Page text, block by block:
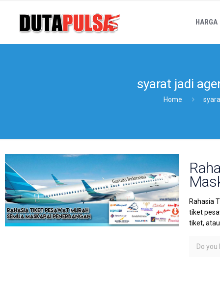
HARGA
syarat jadi
Home
Rahasia
tiket
tiket,
Do you